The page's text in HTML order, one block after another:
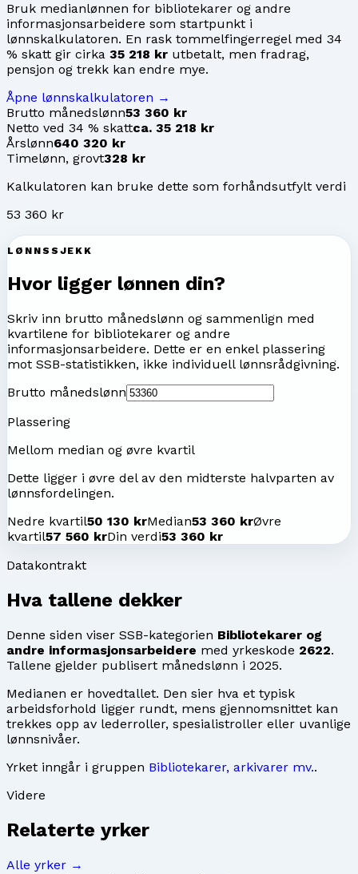
Bruk medianlønnen for bibliotekarer og andre
informasjonsarbeidere som startpunkt i
lønnskalkulatoren. En rask tommelfingerregel med 34
% skatt gir cirka 35 218 kr utbetalt, men fradrag,
pensjon og trekk kan endre mye.
Åpne lønnskalkulatoren →
Brutto månedslønn53 360 kr
Netto ved 34 % skattca. 35 218 kr
Årslønn640 320 kr
Timelønn, grovt328 kr
Kalkulatoren kan bruke dette som forhåndsutfylt verdi
53 360 kr
LØNNSSJEKK
Hvor ligger lønnen din?
Skriv inn brutto månedslønn og sammenlign med
kvartilene for bibliotekarer og andre
informasjonsarbeidere. Dette er en enkel plassering
mot SSB-statistikken, ikke individuell lønnsrådgivning.
Brutto månedslønn
Plassering
Mellom median og øvre kvartil
Dette ligger i øvre del av den midterste halvparten av
lønnsfordelingen.
Nedre kvartil50 130 krMedian53 360 krØvre
kvartil57 560 krDin verdi53 360 kr
Datakontrakt
Hva tallene dekker
Denne siden viser SSB-kategorien Bibliotekarer og
andre informasjonsarbeidere med yrkeskode 2622.
Tallene gjelder publisert månedslønn i 2025.
Medianen er hovedtallet. Den sier hva et typisk
arbeidsforhold ligger rundt, mens gjennomsnittet kan
trekkes opp av lederroller, spesialistroller eller uvanlige
lønnsnivåer.
Yrket inngår i gruppen Bibliotekarer, arkivarer mv..
Videre
Relaterte yrker
Alle yrker →